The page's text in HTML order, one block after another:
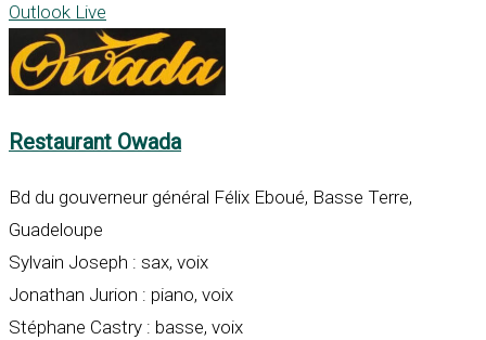
Outlook Live
Restaurant Owada
Bd du gouverneur général Félix Eboué, Basse Terre,
Guadeloupe
Sylvain Joseph : sax, voix
Jonathan Jurion : piano, voix
Stéphane Castry : basse, voix